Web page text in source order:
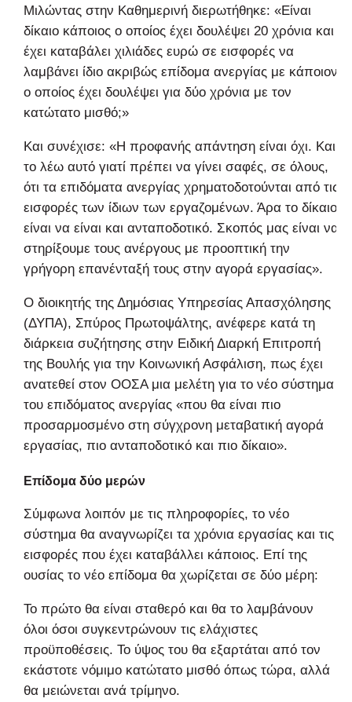
Μιλώντας στην Καθημερινή διερωτήθηκε: «Είναι
δίκαιο κάποιος ο οποίος έχει δουλέψει 20 χρόνια και
έχει καταβάλει χιλιάδες ευρώ σε εισφορές να
λαμβάνει ίδιο ακριβώς επίδομα ανεργίας με κάποιον
ο οποίος έχει δουλέψει για δύο χρόνια με τον
κατώτατο μισθό;»
Και συνέχισε: «Η προφανής απάντηση είναι όχι. Και
το λέω αυτό γιατί πρέπει να γίνει σαφές, σε όλους,
ότι τα επιδόματα ανεργίας χρηματοδοτούνται από τις
εισφορές των ίδιων των εργαζομένων. Άρα το δίκαιο
είναι να είναι και ανταποδοτικό. Σκοπός μας είναι να
στηρίξουμε τους ανέργους με προοπτική την
γρήγορη επανένταξή τους στην αγορά εργασίας».
Ο διοικητής της Δημόσιας Υπηρεσίας Απασχόλησης
(ΔΥΠΑ), Σπύρος Πρωτοψάλτης, ανέφερε κατά τη
διάρκεια συζήτησης στην Ειδική Διαρκή Επιτροπή
της Βουλής για την Κοινωνική Ασφάλιση, πως έχει
ανατεθεί στον ΟΟΣΑ μια μελέτη για το νέο σύστημα
του επιδόματος ανεργίας «που θα είναι πιο
προσαρμοσμένο στη σύγχρονη μεταβατική αγορά
εργασίας, πιο ανταποδοτικό και πιο δίκαιο».
Επίδομα δύο μερών
Σύμφωνα λοιπόν με τις πληροφορίες, το νέο
σύστημα θα αναγνωρίζει τα χρόνια εργασίας και τις
εισφορές που έχει καταβάλλει κάποιος. Επί της
ουσίας το νέο επίδομα θα χωρίζεται σε δύο μέρη:
Το πρώτο θα είναι σταθερό και θα το λαμβάνουν
όλοι όσοι συγκεντρώνουν τις ελάχιστες
προϋποθέσεις. Το ύψος του θα εξαρτάται από τον
εκάστοτε νόμιμο κατώτατο μισθό όπως τώρα, αλλά
θα μειώνεται ανά τρίμηνο.